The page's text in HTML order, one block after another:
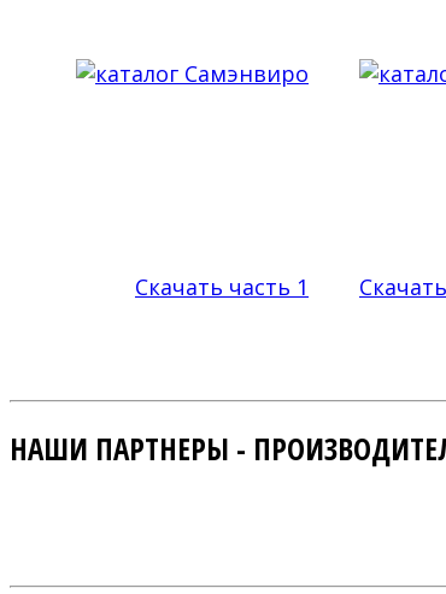
Скачать часть 1
НАШИ ПАРТНЕРЫ -